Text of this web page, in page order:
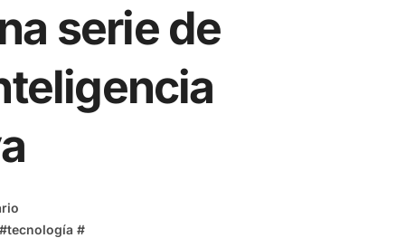
serie de
#tecnología #